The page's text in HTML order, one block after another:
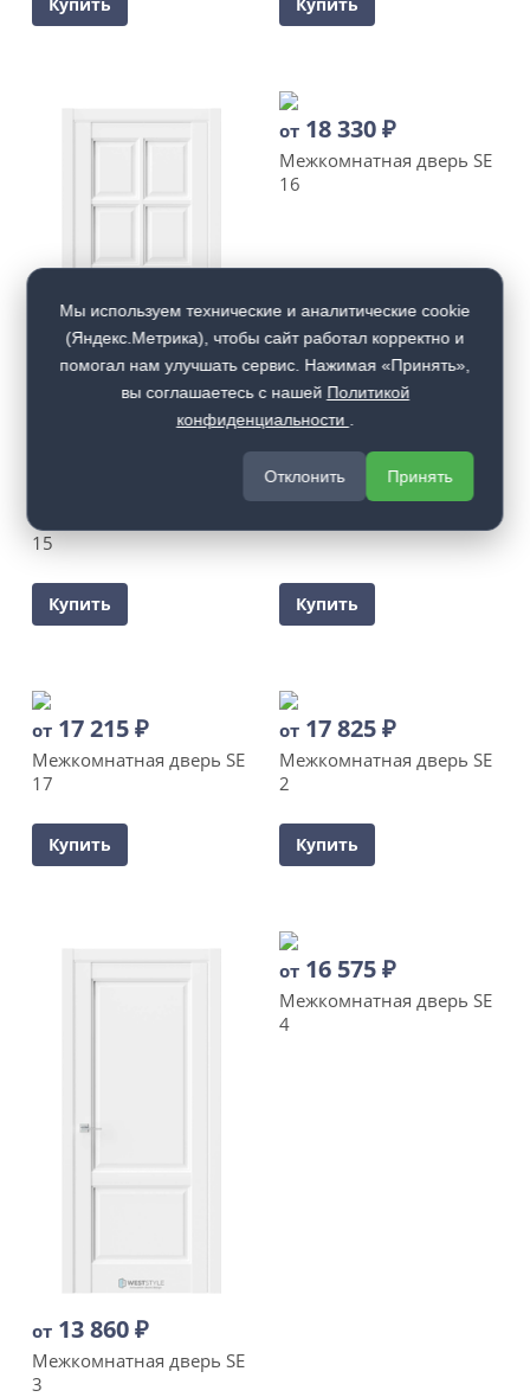
15
Купить
от 18 330₽
Межкомнатная дверь SE
16
Купить
от 17 215₽
Межкомнатная дверь SE
17
Купить
от 17 825₽
Межкомнатная дверь SE
2
Купить
от 13 860₽
Межкомнатная дверь SE
3
от 16 575₽
Межкомнатная дверь SE
4
Мы используем технические и аналитические cookie
(Яндекс.Метрика), чтобы сайт работал корректно и
помогал нам улучшать сервис. Нажимая «Принять»,
вы соглашаетесь с нашей Политикой
конфиденциальности
Отклонить Принять